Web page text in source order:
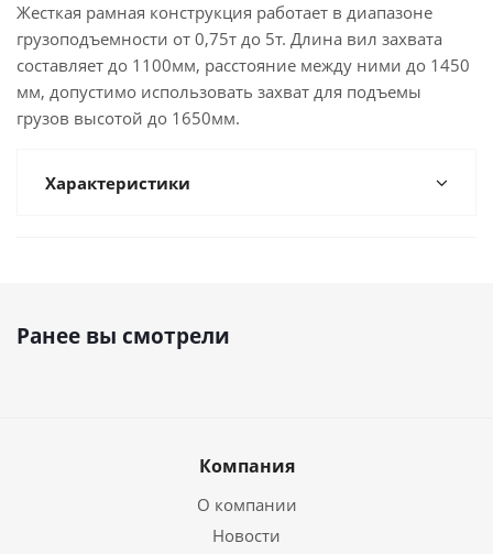
Жесткая рамная конструкция работает в диапазоне
грузоподъемности от 0,75т до 5т. Длина вил захвата
составляет до 1100мм, расстояние между ними до 1450
мм, допустимо использовать захват для подъемы
грузов высотой до 1650мм.
Характеристики
Ранее вы смотрели
Компания
О компании
Новости